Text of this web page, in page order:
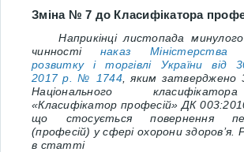
Зміна № 7 до Класифікатора
Наприкінці листопада
чинності наказМіністерства
розвитку і торгівлі України від
2017 р. № 1744, яким
Національного
«Класифікатор професій» ДК
що стосується повернення
(професій) у сфері охорони здоров’я.
в статті